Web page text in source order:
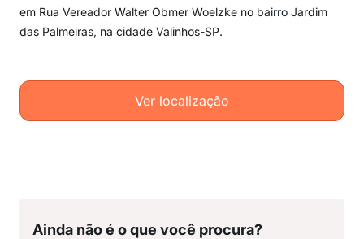
em Rua Vereador Walter Obmer Woelzke no bairro Jardim
das Palmeiras, na cidade Valinhos-SP.
Ver localização
Ainda não é o que você procura?